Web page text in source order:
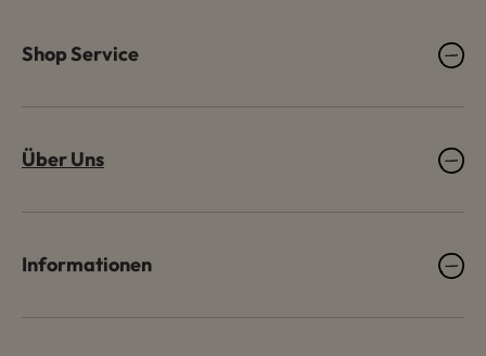
Shop Service
Über Uns
Informationen